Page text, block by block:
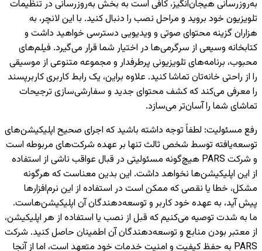
به‌روزرسانی هیجان‌انگیز، کافی است به بخش به‌روزرسانی در تنظیمات
تلویزیون خود بروید و مراحل نصب را دنبال کنید. با این لانچر، به
هزاران گزینه محتوای صوتی و ویدیویی دسترسی خواهید داشت و
کتابخانه وسیعی از سرگرمی‌ها در اختیار شما قرار می‌گیرد. فیلم‌های
محبوب، برنامه‌های تلویزیونی پرطرفدار و مجموعه متنوعی از موسیقی
را از راحتی خانه‌تان تماشا کنید. علاوه براین، یک رابط کاربری کاربرپسند
را معرفی می‌کند که کشف محتوای جدید و سفارشی‌سازی ترجیحات
تماشای شما را آسان‌تر می‌سازد.
رفع مسئولیت: لطفاً توجه داشته باشید که اجرای صحیح اپلیکیشن‌های
توسعه‌یافته توسط شخص ثالث تنها بر عهده شرکت‌های مربوطه است
و شرکت PARS هیچ‌گونه مسئولیتی در قبال عواقب ناشی از استفاده
از این اپلیکیشن‌ها نخواهد داشت. این بدین معناست که هرگونه
مشکل، خطا یا نقصی که ممکن است در استفاده از این نرم‌افزارها
پیش آید، به عهده خود کاربر و توسعه‌دهندگان آن اپلیکیشن‌هاست.
ما به شدت توصیه می‌کنیم که قبل از نصب یا استفاده از هر اپلیکیشن،
از معتبر بودن منابع و توسعه‌دهندگان آن اطمینان حاصل کنید. شرکت
PARS به حفظ کیفیت و امنیت خدمات خود متعهد است، اما از آنجا